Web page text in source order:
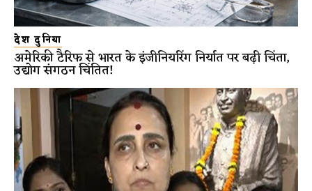
देश दुनिया
अमेरिकी टैरिफ से भारत के इंजीनियरिंग निर्यात पर बढ़ी चिंता,
उद्योग संगठन चिंतित!